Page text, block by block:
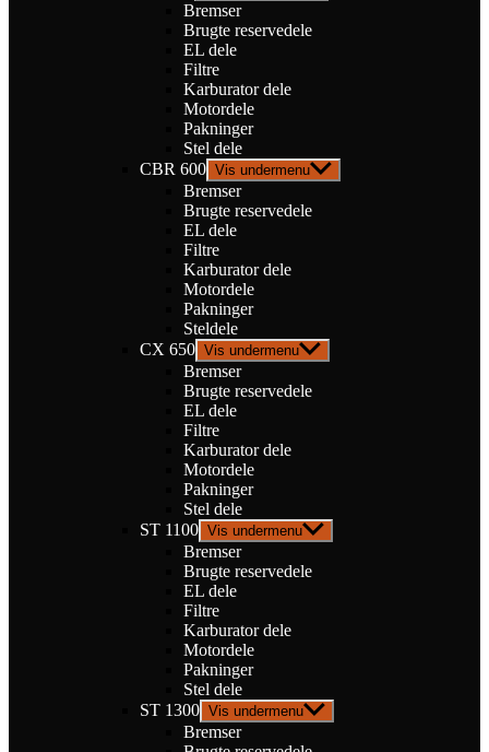
Bremser
Brugte reservedele
EL dele
Filtre
Karburator dele
Motordele
Pakninger
Stel dele
CBR 600 Vis undermenu
Bremser
Brugte reservedele
EL dele
Filtre
Karburator dele
Motordele
Pakninger
Steldele
CX 650 Vis undermenu
Bremser
Brugte reservedele
EL dele
Filtre
Karburator dele
Motordele
Pakninger
Stel dele
ST 1100 Vis undermenu
Bremser
Brugte reservedele
EL dele
Filtre
Karburator dele
Motordele
Pakninger
Stel dele
ST 1300 Vis undermenu
Bremser